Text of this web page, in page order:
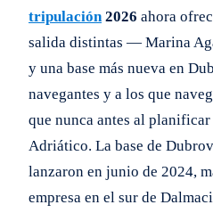
tripulación2026 ahora
salida distintas — Marina
y una base más nueva en
navegantes y a los que
que nunca antes al
Adriático. La base de
lanzaron en junio de 2024,
empresa en el sur de